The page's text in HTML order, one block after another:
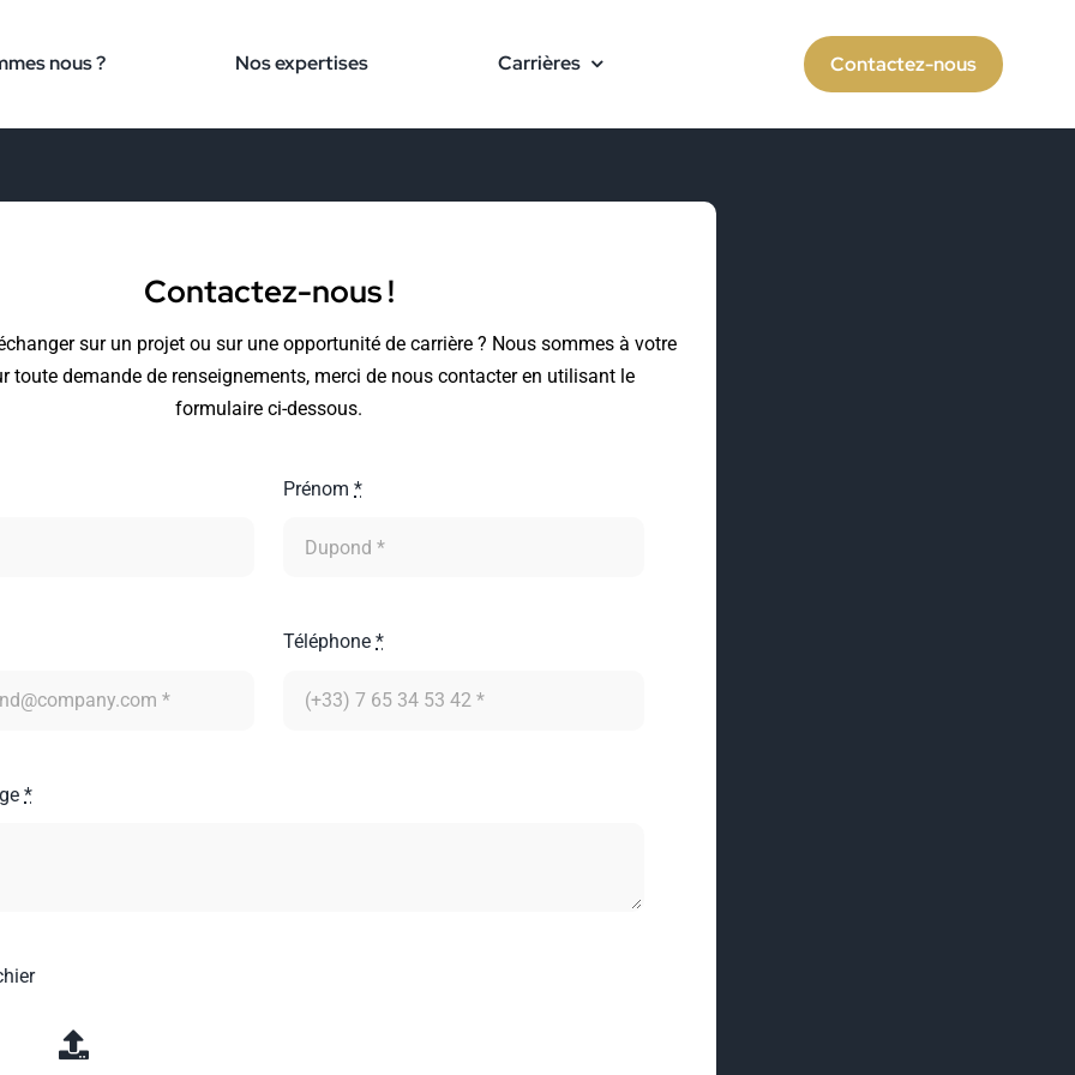
nous ? Nos expertises Carrières Contactez-nous
Contactez-nous !
sur un projet ou sur une opportunité de carrière ? Nous sommes à votre
toute demande de renseignements, merci de nous contacter en utilisant le
formulaire ci-dessous.
Prénom*
Téléphone*
*